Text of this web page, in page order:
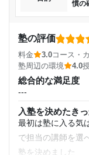
ら。
---
※料金は口コミされた
能性がございますので
通年,春期講習,
通塾頻度
1日あたりの授
---
め小学生などじっ
いことがあった。
塾周辺の環境
駅からも家からも
あり、自習の息抜
いため夜の通塾の
授業以外のサポ
(相談・面談、家庭学習
担当の先生がメン
慣の
塾の評価
料金 3.0コース・
塾周辺の環境
4.0
総合的な満足度
---
入塾を決めたき
最初は塾に入る気
で担当の講師を選
塾を決めました